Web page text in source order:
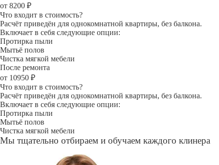
от 8200 ₽
Что входит в стоимость?
Расчёт приведён для однокомнатной квартиры, без балкона.
Включает в себя следующие опции:
Протирка пыли
Мытьё полов
Чистка мягкой мебели
После ремонта
от 10950 ₽
Что входит в стоимость?
Расчёт приведён для однокомнатной квартиры, без балкона.
Включает в себя следующие опции:
Протирка пыли
Мытьё полов
Чистка мягкой мебели
Мы тщательно отбираем и обучаем каждого клинера